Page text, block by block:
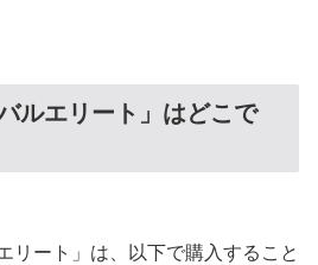
ルエリート」はどこで
リート」は、以下で購入すること